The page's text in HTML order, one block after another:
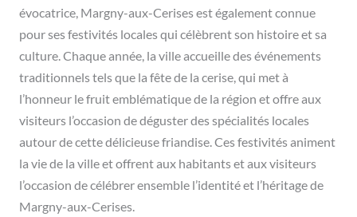
évocatrice, Margny-aux-Cerises est également connue
pour ses festivités locales qui célèbrent son histoire et sa
culture. Chaque année, la ville accueille des événements
traditionnels tels que la fête de la cerise, qui met à
l’honneur le fruit emblématique de la région et offre aux
visiteurs l’occasion de déguster des spécialités locales
autour de cette délicieuse friandise. Ces festivités animent
la vie de la ville et offrent aux habitants et aux visiteurs
l’occasion de célébrer ensemble l’identité et l’héritage de
Margny-aux-Cerises.